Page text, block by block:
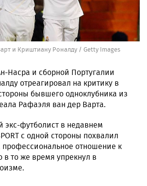
и Криштиану Роналду / Getty Images
Насра и сборной Португалии
отреагировал на критику в
бывшего одноклубника из
Рафаэля ван дер Варта.
экс-футболист в недавнем
с одной стороны похвалил
профессиональное отношение к
в то же время упрекнул в